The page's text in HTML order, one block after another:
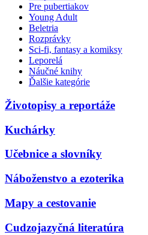
Pre pubertiakov
Young Adult
Beletria
Rozprávky
Sci-fi, fantasy a komiksy
Leporelá
Náučné knihy
Ďalšie kategórie
Životopisy a reportáže
Kuchárky
Učebnice a slovníky
Náboženstvo a ezoterika
Mapy a cestovanie
Cudzojazyčná literatúra